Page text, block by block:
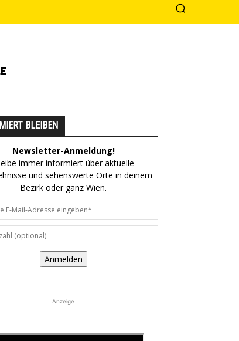
BLEIBEN
Newsletter-Anmeldung!
immer informiert über aktuelle
und sehenswerte Orte in deinem
Bezirk oder ganz Wien.
Anmelden
Anzeige